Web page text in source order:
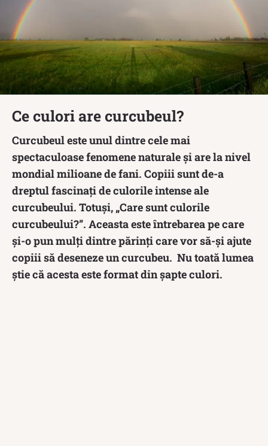
Ce culori are curcubeul?
Curcubeul este unul dintre cele mai
spectaculoase fenomene naturale și are la nivel
mondial milioane de fani. Copiii sunt de-a
dreptul fascinați de culorile intense ale
curcubeului. Totuși, „Care sunt culorile
curcubeului?”. Aceasta este întrebarea pe care
și-o pun mulți dintre părinți care vor să-și ajute
copiii să deseneze un curcubeu. Nu toată lumea
știe că acesta este format din șapte culori.